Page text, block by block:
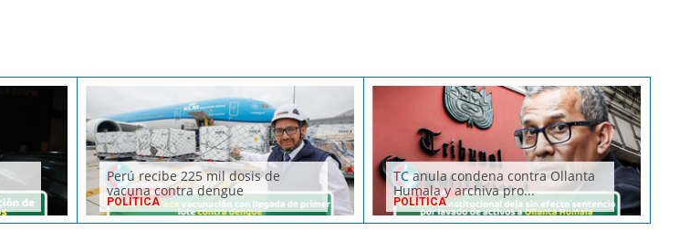
Perú recibe 225 mil dosis de
vacuna contra dengue
POLÍTICA
TC anula condena contra Ollanta
Humala y archiva pro...
POLÍTICA